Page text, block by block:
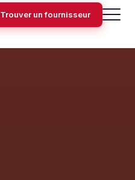
Trouver un fournisseur